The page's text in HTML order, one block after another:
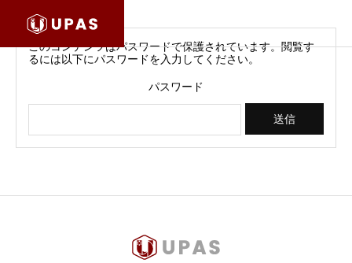
このコンテンツはパスワードで保護されています。閲覧す
るには以下にパスワードを入力してください。
パスワード